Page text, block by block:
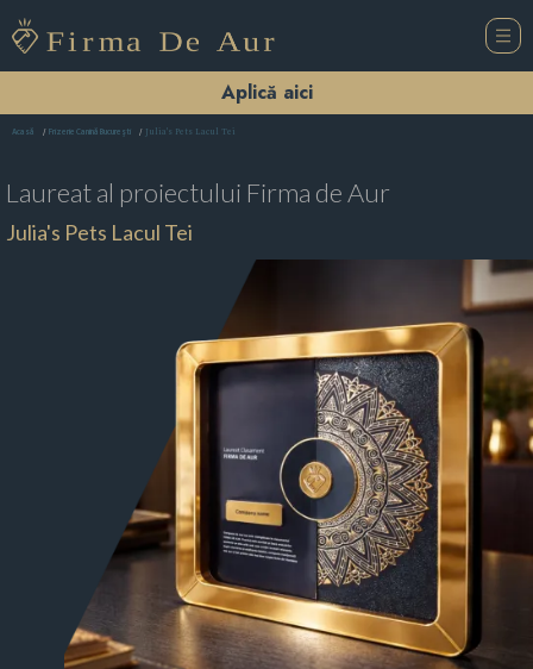
Aplică aici
Acasă Frizerie Canină Bucureşti Julia's Pets Lacul Tei
Laureat al proiectului Firma de Aur
Julia's Pets Lacul Tei